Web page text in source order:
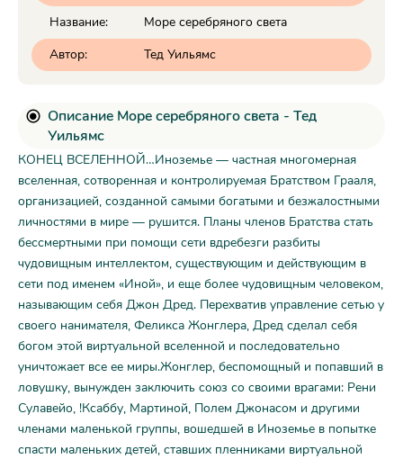
Название:
Море серебряного света
Автор:
Тед Уильямс
Описание Море серебряного света - Тед
Уильямс
КОНЕЦ ВСЕЛЕННОЙ…Иноземье — частная многомерная
вселенная, сотворенная и контролируемая Братством Грааля,
организацией, созданной самыми богатыми и безжалостными
личностями в мире — рушится. Планы членов Братства стать
бессмертными при помощи сети вдребезги разбиты
чудовищным интеллектом, существующим и действующим в
сети под именем «Иной», и еще более чудовищным человеком,
называющим себя Джон Дред. Перехватив управление сетью у
своего нанимателя, Феликса Жонглера, Дред сделал себя
богом этой виртуальной вселенной и последовательно
уничтожает все ее миры.Жонглер, беспомощный и попавший в
ловушку, вынужден заключить союз со своими врагами: Рени
Сулавейо, !Ксаббу, Мартиной, Полем Джонасом и другими
членами маленькой группы, вошедшей в Иноземье в попытке
спасти маленьких детей, ставших пленниками виртуальной